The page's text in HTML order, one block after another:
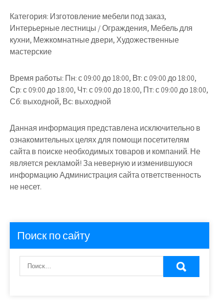
Категория: Изготовление мебели под заказ,
Интерьерные лестницы / Ограждения, Мебель для
кухни, Межкомнатные двери, Художественные
мастерские
Время работы: Пн: с 09:00 до 18:00, Вт: с 09:00 до 18:00,
Ср: с 09:00 до 18:00, Чт: с 09:00 до 18:00, Пт: с 09:00 до 18:00,
Сб: выходной, Вс: выходной
Данная информация представлена исключительно в
ознакомительных целях для помощи посетителям
сайта в поиске необходимых товаров и компаний. Не
является рекламой! За неверную и изменившуюся
информацию Администрация сайта ответственность
не несет.
Поиск по сайту